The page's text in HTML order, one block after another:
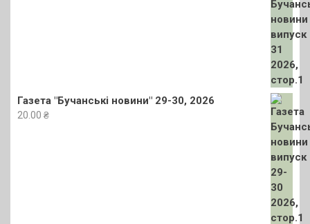
Газета "Бучанські новини" 29-30, 2026
20.00 ₴